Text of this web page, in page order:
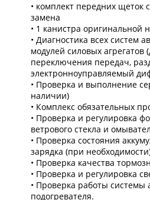
• комплект передних щеток
замена
• 1 канистра
• Диагностика всех систем
модулей силовых агрегатов
переключения передач,
электронноуправляемый
• Проверка и выполнение
наличии)
• Комплекс обязательных
• Проверка и регулировка
ветрового стекла и
• Проверка состояния
зарядка (при
• Проверка качества
• Проверка и регулировка
• Проверка работы системы
подогревателя.